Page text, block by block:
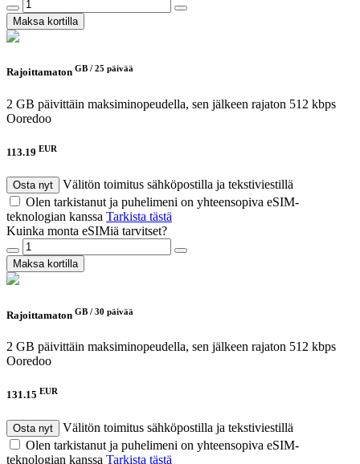
Maksa kortilla
Rajoittamaton GB / 25 päivää
2 GB päivittäin maksiminopeudella, sen jälkeen rajaton 512 kbps
Ooredoo
113.19 EUR
Osta nyt
Välitön toimitus sähköpostilla ja tekstiviestillä
Olen tarkistanut ja puhelimeni on yhteensopiva eSIM-
teknologian kanssa Tarkista tästä
Kuinka monta eSIMiä tarvitset?
Maksa kortilla
Rajoittamaton GB / 30 päivää
2 GB päivittäin maksiminopeudella, sen jälkeen rajaton 512 kbps
Ooredoo
131.15 EUR
Osta nyt
Välitön toimitus sähköpostilla ja tekstiviestillä
Olen tarkistanut ja puhelimeni on yhteensopiva eSIM-
teknologian kanssa Tarkista tästä